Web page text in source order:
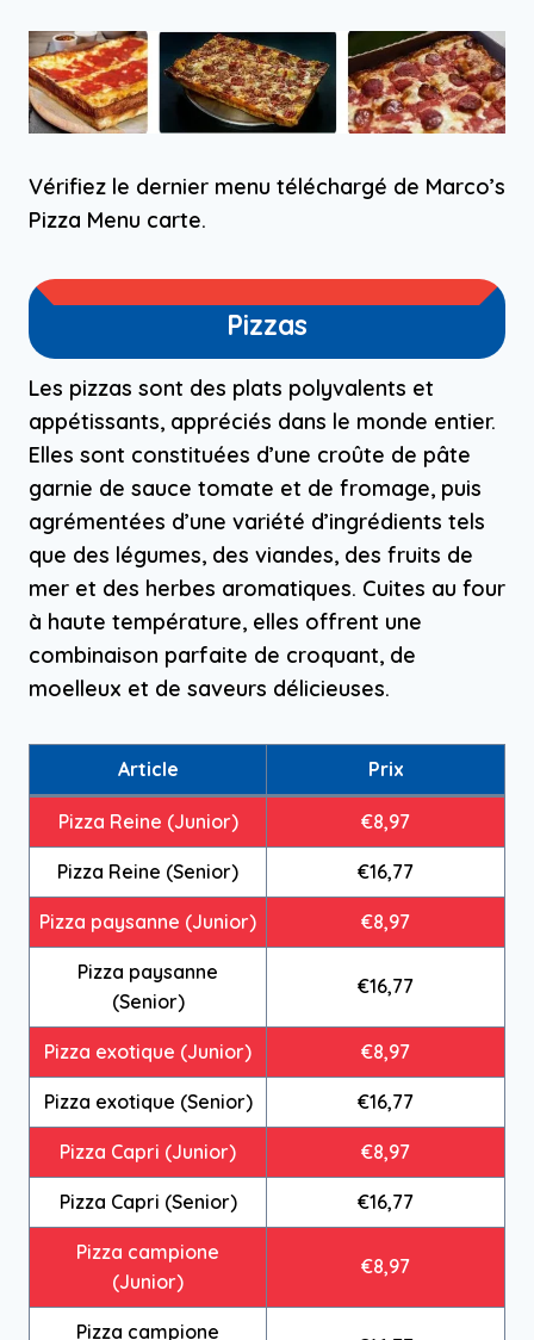
Vérifiez le dernier menu téléchargé de Marco’s
Pizza Menu carte.
Pizzas
Les pizzas sont des plats polyvalents et
appétissants, appréciés dans le monde entier.
Elles sont constituées d’une croûte de pâte
garnie de sauce tomate et de fromage, puis
agrémentées d’une variété d’ingrédients tels
que des légumes, des viandes, des fruits de
mer et des herbes aromatiques. Cuites au four
à haute température, elles offrent une
combinaison parfaite de croquant, de
moelleux et de saveurs délicieuses.
Article Prix
Pizza Reine (Junior) €8,97
Pizza Reine (Senior) €16,77
Pizza paysanne (Junior) €8,97
Pizza paysanne
(Senior)
€16,77
Pizza exotique (Junior) €8,97
Pizza exotique (Senior) €16,77
Pizza Capri (Junior) €8,97
Pizza Capri (Senior) €16,77
Pizza campione
(Junior)
€8,97
Pizza campione